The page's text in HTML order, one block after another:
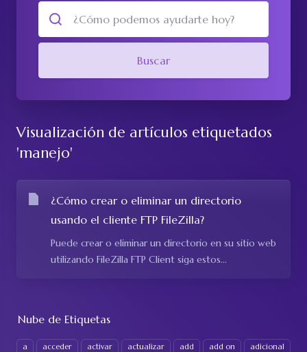
Nube de Etiquetas
a acceder activar actualizar add add on adicional
Buscar
Visualización de artículos etiquetados
'manejo'
¿Cómo crear o eliminar un directorio
usando el cliente FTP FileZilla?
Puede crear o eliminar un directorio en su sitio web
utilizando FileZilla FTP Client siga estos...